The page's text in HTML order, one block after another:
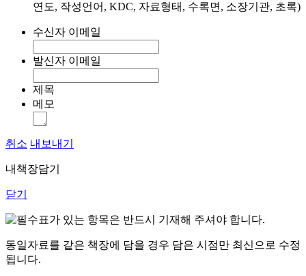
연도, 작성언어, KDC, 자료형태, 수록면, 소장기관, 초록)
수신자 이메일
발신자 이메일
제목
메모
취소 내보내기
내책장담기
닫기
표가 있는 항목은 반드시 기재해 주셔야 합니다.
동일자료를 같은 책장에 담을 경우 담은 시점만 최신으로 수정
됩니다.